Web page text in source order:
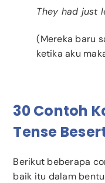
They had just
(Mereka baru
ketika aku
30 Contoh
Tense
Berikut beberapa
baik itu dalam